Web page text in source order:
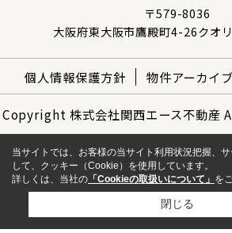
〒579-8036
大阪府東大阪市鷹殿町4-26クオ
個人情報保護方針 物件アーカイブ
Copyright 株式会社関西エース不動産
当サイトでは、お客様の当サイト利用状況把握、
して、クッキー（Cookie）を使用しています。
詳しくは、当社の 「Cookieの取扱いについて」 を
閉じる